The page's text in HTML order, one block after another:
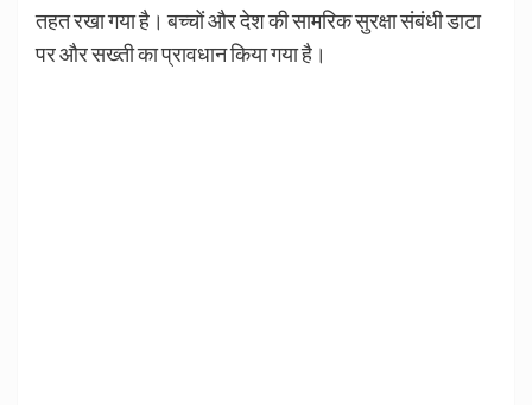
तहत रखा गया है। बच्चों और देश की सामरिक सुरक्षा संबंधी डाटा
पर और सख्ती का प्रावधान किया गया है।